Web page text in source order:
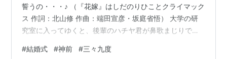
誓うの・・・♪ （『花嫁』はしだのりひことクライマック
ス 作詞：北山修 作曲：端田宣彦・坂庭省悟） 大学の研
究室に入ってゆくと、後輩のハチヤ君が鼻歌まじりで本
ぁてもぉ～ ころろにぃ～・・・」 私「おや、なにか決心
#結婚式 #神前 #三々九度